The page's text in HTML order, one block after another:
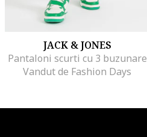
JACK & JONES
Pantaloni scurti cu 3 buzunare
Vandut de Fashion Days